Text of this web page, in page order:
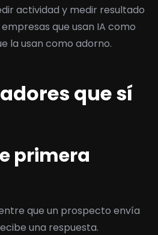
actividad y medir resultado
que usan IA como
la usan como adorno.
que sí
primera
que un prospecto envía
una respuesta.